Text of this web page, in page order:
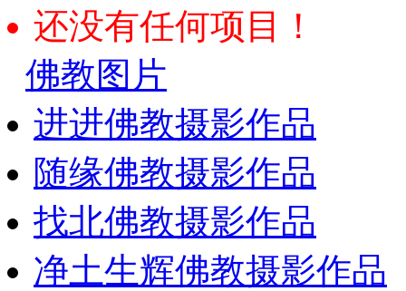
还没有任何项目！
佛教图片
进进佛教摄影作品
随缘佛教摄影作品
找北佛教摄影作品
净土生辉佛教摄影作品